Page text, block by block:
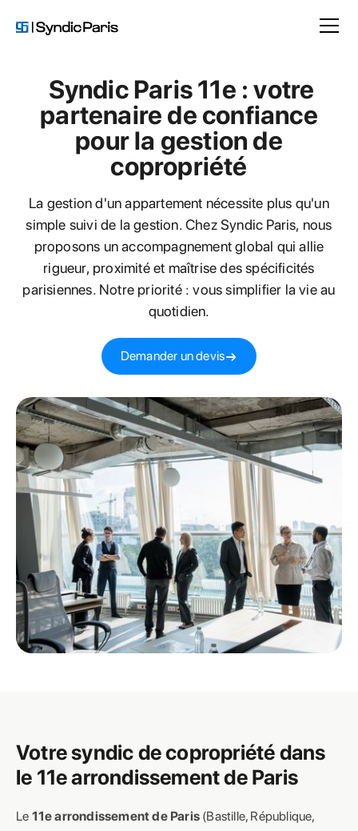
Syndic Paris 11e : votre
partenaire de confiance
pour la gestion de
copropriété
La gestion d'un appartement nécessite plus qu'un
simple suivi de la gestion. Chez Syndic Paris, nous
proposons un accompagnement global qui allie
rigueur, proximité et maîtrise des spécificités
parisiennes. Notre priorité : vous simplifier la vie au
quotidien.
Demander un devis
Votre syndic de copropriété dans
le 11e arrondissement de Paris
Le 11e arrondissement de Paris (Bastille, République,